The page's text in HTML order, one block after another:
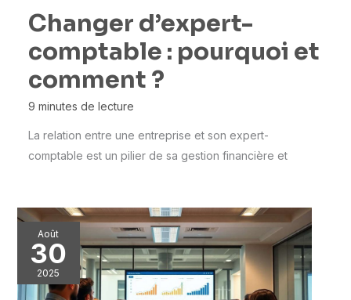
Changer d’expert-
comptable : pourquoi et
comment ?
9 minutes de lecture
La relation entre une entreprise et son expert-
comptable est un pilier de sa gestion financière et
Août
30
2025